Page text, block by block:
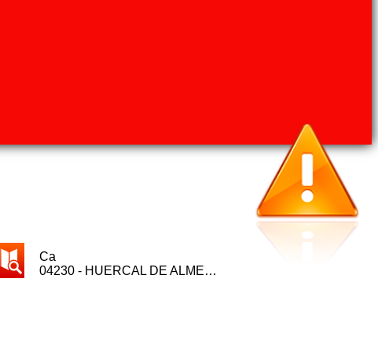
Ca
04230 - HUERCAL DE ALMERIA (ALMERIA)